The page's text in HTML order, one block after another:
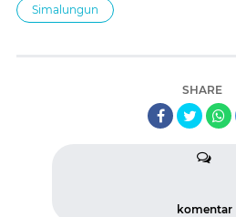
Simalungun
SHARE
komentar